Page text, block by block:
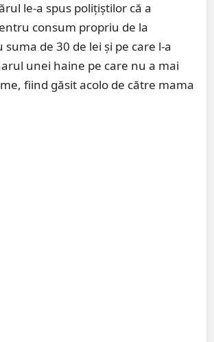
le-a spus polițiștilor că a
consum propriu de la
suma de 30 de lei şi pe care l-a
unei haine pe care nu a mai
fiind găsit acolo de către mama